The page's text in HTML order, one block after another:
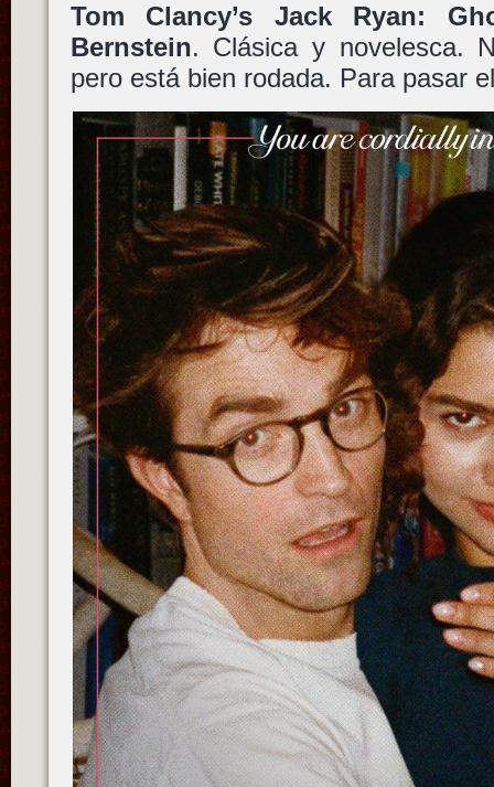
Tom Clancy’s Jack Ryan:
Bernstein. Clásica y novelesca.
pero está bien rodada. Para pasar